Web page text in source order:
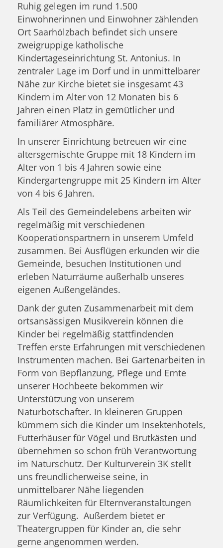
Ruhig gelegen im rund 1.500
Einwohnerinnen und Einwohner zählenden
Ort Saarhölzbach befindet sich unsere
zweigruppige katholische
Kindertageseinrichtung St. Antonius. In
zentraler Lage im Dorf und in unmittelbarer
Nähe zur Kirche bietet sie insgesamt 43
Kindern im Alter von 12 Monaten bis 6
Jahren einen Platz in gemütlicher und
familiärer Atmosphäre.
In unserer Einrichtung betreuen wir eine
altersgemischte Gruppe mit 18 Kindern im
Alter von 1 bis 4 Jahren sowie eine
Kindergartengruppe mit 25 Kindern im Alter
von 4 bis 6 Jahren.
Als Teil des Gemeindelebens arbeiten wir
regelmäßig mit verschiedenen
Kooperationspartnern in unserem Umfeld
zusammen. Bei Ausflügen erkunden wir die
Gemeinde, besuchen Institutionen und
erleben Naturräume außerhalb unseres
eigenen Außengeländes.
Dank der guten Zusammenarbeit mit dem
ortsansässigen Musikverein können die
Kinder bei regelmäßig stattfindenden
Treffen erste Erfahrungen mit verschiedenen
Instrumenten machen. Bei Gartenarbeiten in
Form von Bepflanzung, Pflege und Ernte
unserer Hochbeete bekommen wir
Unterstützung von unserem
Naturbotschafter. In kleineren Gruppen
kümmern sich die Kinder um Insektenhotels,
Futterhäuser für Vögel und Brutkästen und
übernehmen so schon früh Verantwortung
im Naturschutz. Der Kulturverein 3K stellt
uns freundlicherweise seine, in
unmittelbarer Nähe liegenden
Räumlichkeiten für Elternveranstaltungen
zur Verfügung. Außerdem bietet er
Theatergruppen für Kinder an, die sehr
gerne angenommen werden.